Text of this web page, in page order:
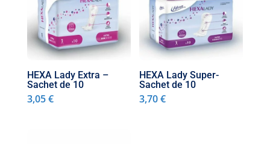
HEXA Lady Extra –
Sachet de 10
3,05€
HEXA Lady Super-
Sachet de 10
3,70€